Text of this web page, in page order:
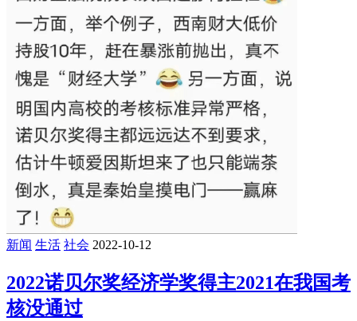
新闻 生活 社会 2022-10-12
2022诺贝尔奖经济学奖得主2021在我国考
核没通过